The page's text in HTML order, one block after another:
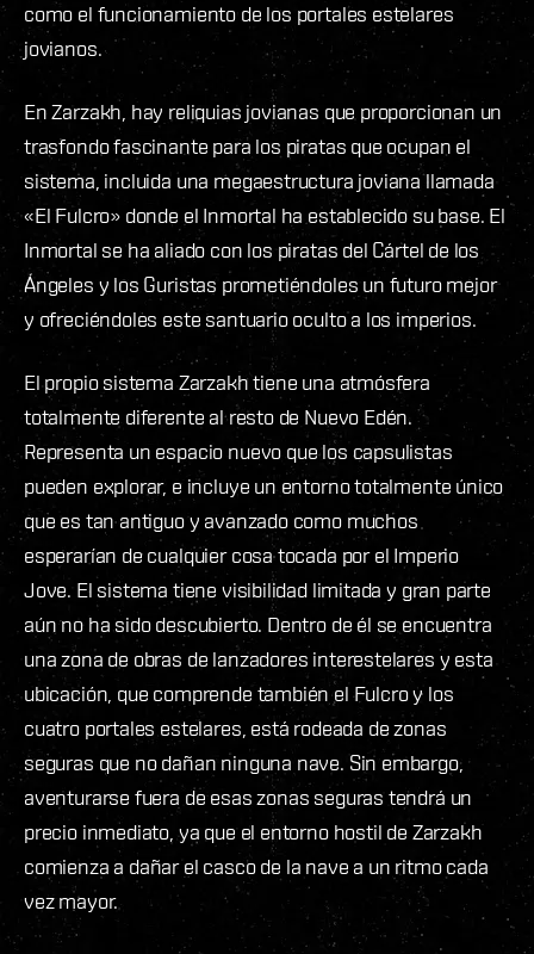
como el funcionamiento de los portales estelares
jovianos.
En Zarzakh, hay reliquias jovianas que proporcionan un
trasfondo fascinante para los piratas que ocupan el
sistema, incluida una megaestructura joviana llamada
«El Fulcro» donde el Inmortal ha establecido su base. El
Inmortal se ha aliado con los piratas del Cártel de los
Ángeles y los Guristas prometiéndoles un futuro mejor
y ofreciéndoles este santuario oculto a los imperios.
El propio sistema Zarzakh tiene una atmósfera
totalmente diferente al resto de Nuevo Edén.
Representa un espacio nuevo que los capsulistas
pueden explorar, e incluye un entorno totalmente único
que es tan antiguo y avanzado como muchos
esperarían de cualquier cosa tocada por el Imperio
Jove. El sistema tiene visibilidad limitada y gran parte
aún no ha sido descubierto. Dentro de él se encuentra
una zona de obras de lanzadores interestelares y esta
ubicación, que comprende también el Fulcro y los
cuatro portales estelares, está rodeada de zonas
seguras que no dañan ninguna nave. Sin embargo,
aventurarse fuera de esas zonas seguras tendrá un
precio inmediato, ya que el entorno hostil de Zarzakh
comienza a dañar el casco de la nave a un ritmo cada
vez mayor.